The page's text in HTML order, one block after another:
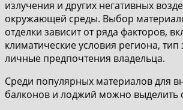
излучения и других негативных
окружающей среды. Выбор
отделки зависит от ряда факторов,
климатические условия региона,
личные предпочтения владельца.
Среди популярных материалов для
балконов и лоджий можно выделить